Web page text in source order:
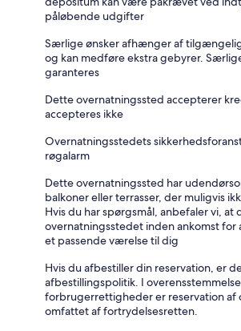
påløbende udgifter
Særlige ønsker afhænger af
og kan medføre ekstra gebyrer.
garanteres
Dette overnatningssted accepterer
accepteres ikke
Overnatningsstedets
røgalarm
Dette overnatningssted har
balkoner eller terrasser, der muligvis
Hvis du har spørgsmål, anbefaler vi, at
overnatningsstedet inden ankomst
et passende værelse til dig
Hvis du afbestiller din reservation, er
afbestillingspolitik. I
forbrugerrettigheder er reservation af
omfattet af fortrydelsesretten.